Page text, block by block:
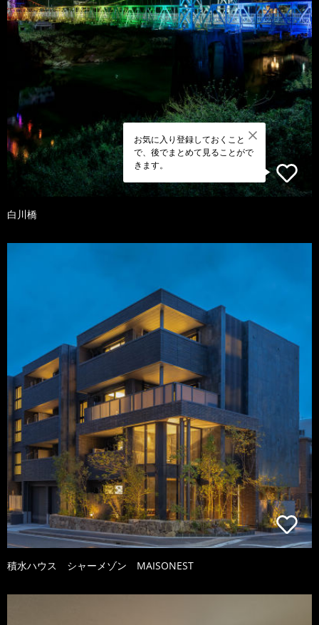
お気に入り登録しておくこと
で、後でまとめて見ることがで
きます。
白川橋
積水ハウス シャーメゾン MAISONEST